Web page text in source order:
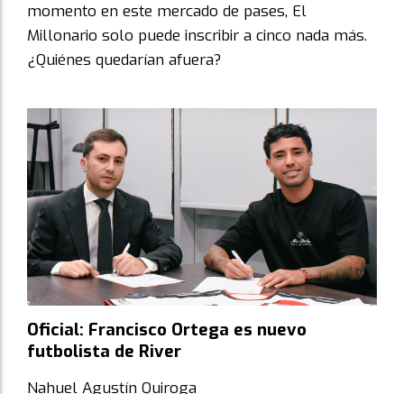
momento en este mercado de pases, El
Millonario solo puede inscribir a cinco nada más.
¿Quiénes quedarían afuera?
Oficial: Francisco Ortega es nuevo
futbolista de River
Nahuel Agustín Quiroga